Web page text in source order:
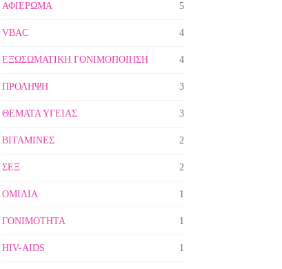
ΑΦΙΕΡΩΜΑ 5
VBAC 4
ΕΞΩΣΩΜΑΤΙΚΗ ΓΟΝΙΜΟΠΟΙΗΣΗ 4
ΠΡΟΛΗΨΗ 3
ΘΕΜΑΤΑ ΥΓΕΙΑΣ 3
ΒΙΤΑΜΙΝΕΣ 2
ΣΕΞ 2
ΟΜΙΛΙΑ 1
ΓΟΝΙΜΟΤΗΤΑ 1
HIV-AIDS 1